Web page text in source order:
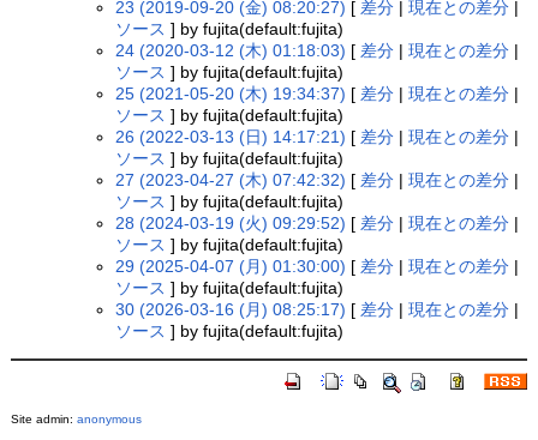
23 (2019-09-20 (金) 08:20:27) [ 差分 |現在との差分 |
ソース ] by fujita(default:fujita)
24 (2020-03-12 (木) 01:18:03) [ 差分 |現在との差分 |
ソース ] by fujita(default:fujita)
25 (2021-05-20 (木) 19:34:37) [ 差分 |現在との差分 |
ソース ] by fujita(default:fujita)
26 (2022-03-13 (日) 14:17:21) [ 差分 |現在との差分 |
ソース ] by fujita(default:fujita)
27 (2023-04-27 (木) 07:42:32) [ 差分 |現在との差分 |
ソース ] by fujita(default:fujita)
28 (2024-03-19 (火) 09:29:52) [ 差分 |現在との差分 |
ソース ] by fujita(default:fujita)
29 (2025-04-07 (月) 01:30:00) [ 差分 |現在との差分 |
ソース ] by fujita(default:fujita)
30 (2026-03-16 (月) 08:25:17) [ 差分 |現在との差分 |
ソース ] by fujita(default:fujita)
Site admin: anonymous